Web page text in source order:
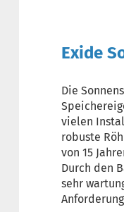
Exide
Die
vielen
robuste
von 15
Durch den
sehr